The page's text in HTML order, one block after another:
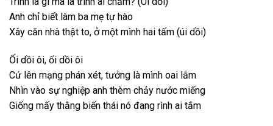
Anh chỉ biết làm ba mẹ tự hào
Xây căn nhà thật to, ở một mình hai tấm (úi dồi)
Ối dồi ôi, ối dồi ôi
Cứ lên mạng phán xét, tưởng là mình oai lắm
Nhìn vào sự nghiệp anh thèm chảy nước miếng
Giống mấy thằng biến thái nó đang rình ai tắm